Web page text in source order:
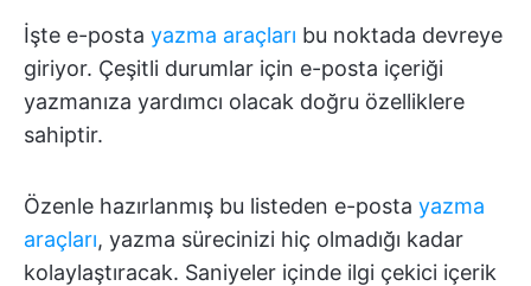
İşte e-posta yazma araçları bu noktada devreye
giriyor. Çeşitli durumlar için e-posta içeriği
yazmanıza yardımcı olacak doğru özelliklere
sahiptir.
Özenle hazırlanmış bu listeden e-posta yazma
araçları, yazma sürecinizi hiç olmadığı kadar
kolaylaştıracak. Saniyeler içinde ilgi çekici içerik